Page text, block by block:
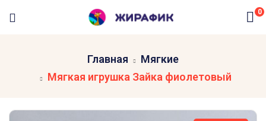
0
Главная
Мягкие
Мягкая игрушка Зайка фиолетовый